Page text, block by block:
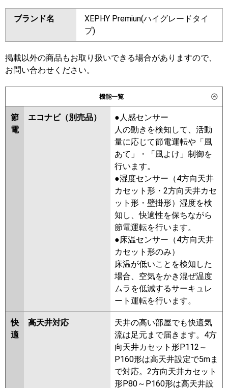
三菱電機 PMZX-DHRMP140FF6 PMZX-
DHRMP140F6
ZRMP140FF6 PMZX-
ZRMP140F6
日立 RCIS-GP140RGHP9
FDTSZ1406HP6S
パナソニック PA-P140D7GDC PA-
P140D7GDNC
ダイキン SSRK140CD SSRK140CND
SSRK140BYD SSRK140BYND
SSRK140BJND
SSRK140BFD SSRK140BFND
SSRK140BCD SSRK140BCND
RSXB14033XU RSXB14033M
RSXB14033X
三菱電機 PMZX-DHRMP140FF5
DHRMP140F5 PMZX-ZRMP140F5
PMZX-ZRMP140FF5 PMZX-
DHRMP140FF4
PMZX-
DHRMP140F4 PMZX-ZRMP140F4
PMZX-ZRMP140FF4
PMZX-
DHRMP140FF3 PMZX-
DHRMP140F3 PMZX-
ZRMP140FF3
PMZX-ZRMP140F3
PMZX-DHRMP140FF2 PMZX-
DHRMP140F2 PMZX-
ZRMP140FF2 PMZX-ZRMP140F2
PMZX-ZRMP140FFZ PMZX-
ZRMP140FZ
PMZX-ZRMP140FFY
PMZX-ZRMP140FY
PMZX-
ZRMP140FFV PMZX-ZRMP140FV
PMZX-ZRMP140FR PMZX-
ZRMP140FFR
RCIS-GP140RGHP8 RCIS-
GP140RGHP7 RCIS-GP140RGHP6
RCIS-GP140RGHP5 RCIS-
ブランド名
XEPHY Premiun(ハイグレードタイ
プ)
掲載以外の商品もお取り扱いできる場合がありますので、
お問い合わせください。
機能一覧
節
電
エコナビ（別売品）
●人感センサー
人の動きを検知して、活動
量に応じて節電運転や「風
あて」・「風よけ」制御を
行います。
●湿度センサー（4方向天井
カセット形・2方向天井カセ
ット形・壁掛形）湿度を検
知し、快適性を保ちながら
節電運転を行います。
●床温センサー（4方向天井
カセット形のみ）
床温が低いことを検知した
場合、空気をかき混ぜ温度
ムラを低減するサーキュレ
ート運転を行います。
快
適
高天井対応
天井の高い部屋でも快適気
流は足元まで届きます。4方
向天井カセット形P112～
P160形は高天井設定で5mま
で対応。2方向天井カセット
形P80～P160形は高天井設